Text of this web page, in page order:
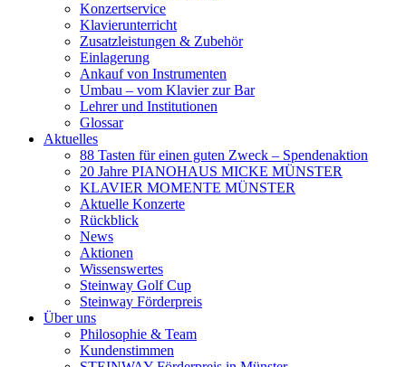
Konzertservice
Klavierunterricht
Zusatzleistungen & Zubehör
Einlagerung
Ankauf von Instrumenten
Umbau – vom Klavier zur Bar
Lehrer und Institutionen
Glossar
Aktuelles
88 Tasten für einen guten Zweck – Spendenaktion
20 Jahre PIANOHAUS MICKE MÜNSTER
KLAVIER MOMENTE MÜNSTER
Aktuelle Konzerte
Rückblick
News
Aktionen
Wissenswertes
Steinway Golf Cup
Steinway Förderpreis
Über uns
Philosophie & Team
Kundenstimmen